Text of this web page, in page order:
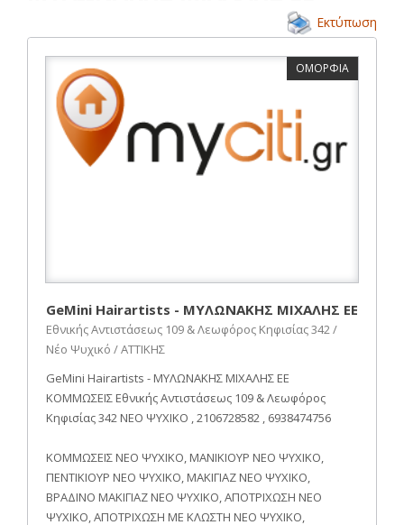
Εκτύπωση
ΟΜΟΡΦΙΑ
GeMini Hairartists - ΜΥΛΩΝΑΚΗΣ ΜΙΧΑΛΗΣ ΕΕ
Εθνικής Αντιστάσεως 109 & Λεωφόρος Κηφισίας 342 /
Νέο Ψυχικό / ΑΤΤΙΚΗΣ
GeMini Hairartists - ΜΥΛΩΝΑΚΗΣ ΜΙΧΑΛΗΣ ΕΕ
ΚΟΜΜΩΣΕΙΣ Εθνικής Αντιστάσεως 109 & Λεωφόρος
Κηφισίας 342 ΝΕΟ ΨΥΧΙΚΟ , 2106728582 , 6938474756
ΚΟΜΜΩΣΕΙΣ ΝΕΟ ΨΥΧΙΚΟ, ΜΑΝΙΚΙΟΥΡ ΝΕΟ ΨΥΧΙΚΟ,
ΠΕΝΤΙΚΙΟΥΡ ΝΕΟ ΨΥΧΙΚΟ, ΜΑΚΙΓΙΑΖ ΝΕΟ ΨΥΧΙΚΟ,
ΒΡΑΔΙΝΟ ΜΑΚΙΓΙΑΖ ΝΕΟ ΨΥΧΙΚΟ, ΑΠΟΤΡΙΧΩΣΗ ΝΕΟ
ΨΥΧΙΚΟ, ΑΠΟΤΡΙΧΩΣΗ ΜΕ ΚΛΩΣΤΗ ΝΕΟ ΨΥΧΙΚΟ,